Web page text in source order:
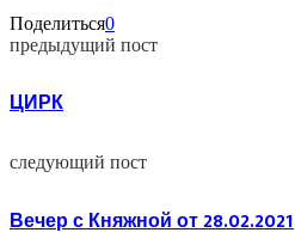
Поделиться0
предыдущий пост
ЦИРК
следующий пост
Вечер с Княжной от 28.02.2021